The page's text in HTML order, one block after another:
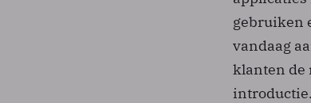
gebruiken
vandaag
klanten de
introductie.